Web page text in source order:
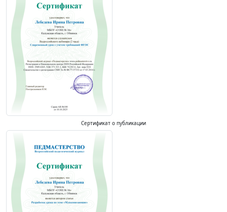
Сертификат о публикации